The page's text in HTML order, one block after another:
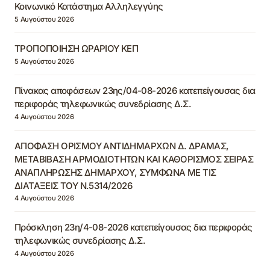
Κοινωνικό Κατάστημα Αλληλεγγύης
5 Αυγούστου 2026
ΤΡΟΠΟΠΟΙΗΣΗ ΩΡΑΡΙΟΥ ΚΕΠ
5 Αυγούστου 2026
Πίνακας αποφάσεων 23ης/04-08-2026 κατεπείγουσας δια
περιφοράς τηλεφωνικώς συνεδρίασης Δ.Σ.
4 Αυγούστου 2026
ΑΠΟΦΑΣΗ ΟΡΙΣΜΟΥ ΑΝΤΙΔΗΜΑΡΧΩΝ Δ. ΔΡΑΜΑΣ,
ΜΕΤΑΒΙΒΑΣΗ ΑΡΜΟΔΙΟΤΗΤΩΝ ΚΑΙ ΚΑΘΟΡΙΣΜΟΣ ΣΕΙΡΑΣ
ΑΝΑΠΛΗΡΩΣΗΣ ΔΗΜΑΡΧΟΥ, ΣΥΜΦΩΝΑ ΜΕ ΤΙΣ
ΔΙΑΤΑΞΕΙΣ ΤΟΥ Ν.5314/2026
4 Αυγούστου 2026
Πρόσκληση 23η/4-08-2026 κατεπείγουσας δια περιφοράς
τηλεφωνικώς συνεδρίασης Δ.Σ.
4 Αυγούστου 2026